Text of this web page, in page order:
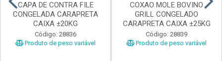
CAPA DE CONTRA FILE
CONGELADA CARAPRETA
CAIXA ±20KG
Código: 28836
Produto de peso variável
COXAO MOLE BOVINO
GRILL CONGELADO
CARAPRETA CAIXA ±25KG
Código: 28839
Produto de peso variável